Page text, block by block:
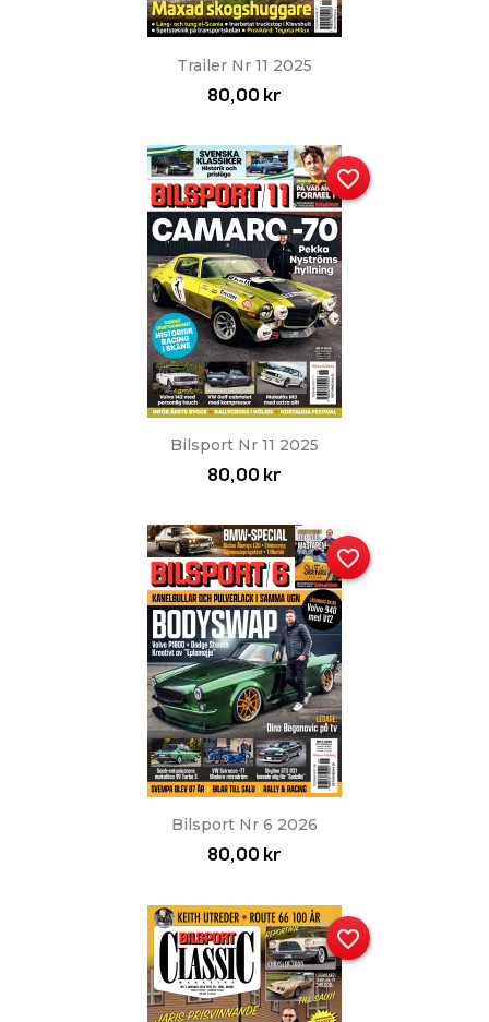
Trailer Nr 11 2025
80,00 kr
Bilsport Nr 11 2025
80,00 kr
favorite_border
Bilsport Nr 6 2026
80,00 kr
favorite_border
favorite_border